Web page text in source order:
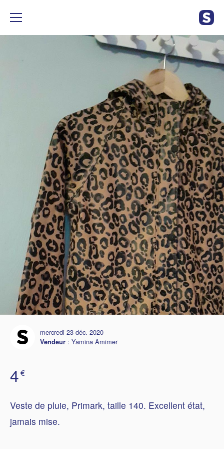
Veste de pluie, Primark, taille 140. Excellent état, jamais mise.
mercredi 23 déc. 2020
Vendeur : Yamina Amimer
4€
Veste de pluie, Primark, taille 140. Excellent état,
jamais mise.